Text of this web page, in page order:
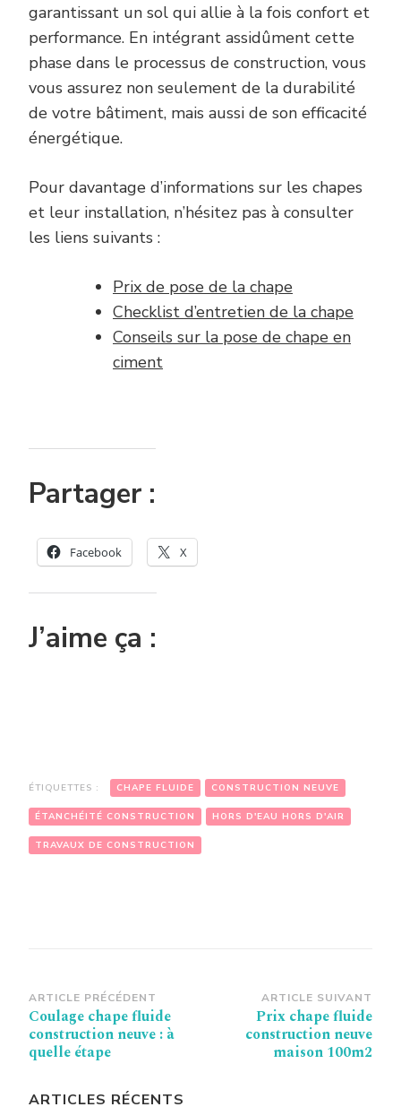
garantissant un sol qui allie à la fois confort et
performance. En intégrant assidûment cette
phase dans le processus de construction, vous
vous assurez non seulement de la durabilité
de votre bâtiment, mais aussi de son efficacité
énergétique.
Pour davantage d’informations sur les chapes
et leur installation, n’hésitez pas à consulter
les liens suivants :
Prix de pose de la chape
Checklist d’entretien de la chape
Conseils sur la pose de chape en
ciment
Partager :
Facebook X
J’aime ça :
ÉTIQUETTES : CHAPE FLUIDE CONSTRUCTION NEUVE
ÉTANCHÉITÉ CONSTRUCTION HORS D'EAU HORS D'AIR
TRAVAUX DE CONSTRUCTION
Navigation
d’article
ARTICLE PRÉCÉDENT
Coulage chape fluide
construction neuve : à
quelle étape
ARTICLE SUIVANT
Prix chape fluide
construction neuve
maison 100m2
ARTICLES RÉCENTS